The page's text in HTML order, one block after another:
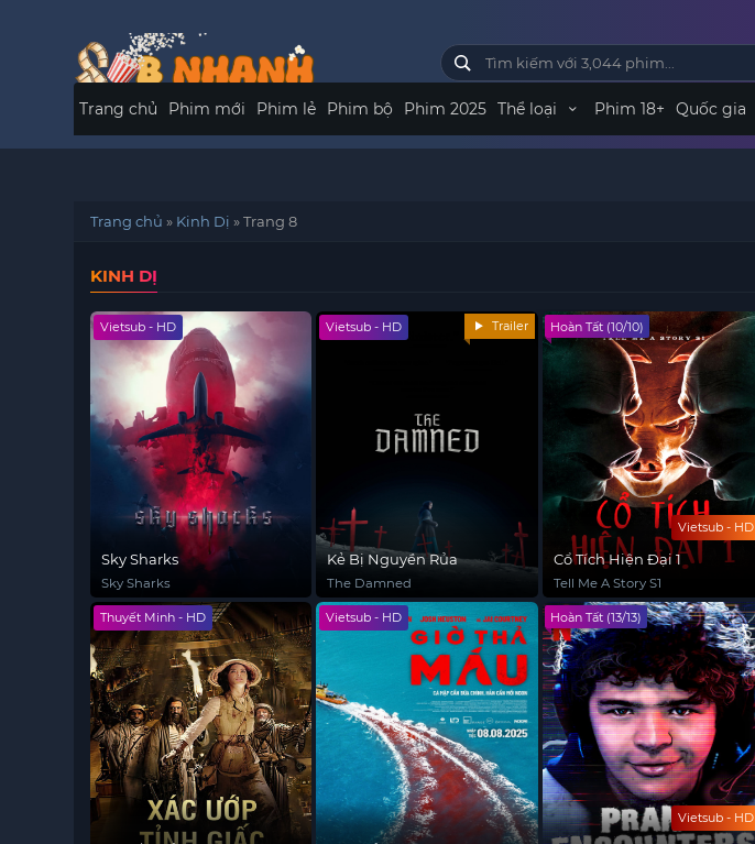
Trang chủ Phim mới Phim lẻ Phim bộ Phim 2025 Thể loại Phim 18+ Quốc gia
Trang chủ » Kinh Dị »Trang 8
KINH DỊ
Vietsub - HD
Sky Sharks
Sky Sharks
Vietsub - HD Trailer
Kẻ Bị Nguyền Rủa
The Damned
Vietsub - HD
Hoàn Tất (10/10)
Cổ Tích Hiện Đại 1
Tell Me A Story S1
Thuyết Minh - HD Vietsub - HD
Vietsub - HD
Hoàn Tất (13/13)